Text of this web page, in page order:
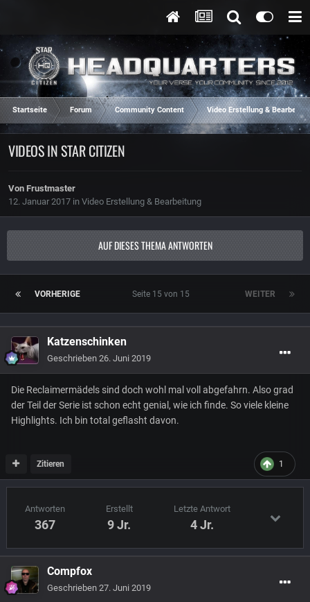
Startseite Forum Community Content Video Erstellung &
VIDEOS IN STAR CITIZEN
Von Frustmaster
12. Januar 2017 in Video Erstellung & Bearbeitung
AUF DIESES THEMA ANTWORTEN
VORHERIGE WEITER
Seite 15 von 15
Katzenschinken
Geschrieben 26. Juni 2019
Die Reclaimermädels sind doch wohl mal voll abgefahrn. Also grad
der Teil der Serie ist schon echt genial, wie ich finde. So viele kleine
Highlights. Ich bin total geflasht davon.
1
Zitieren
Antworten
367
Erstellt
9 Jr.
Letzte Antwort
4 Jr.
Compfox
Geschrieben 27. Juni 2019